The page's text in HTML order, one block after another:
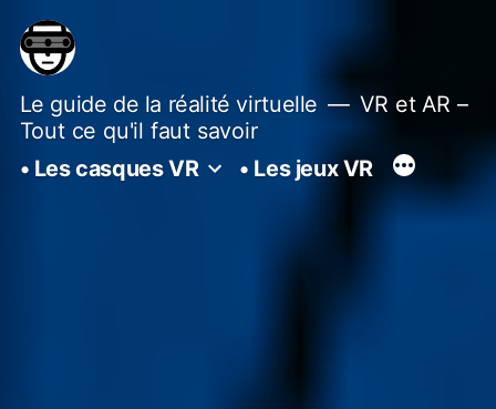
au
contenu
Le guide de la réalité virtuelle
VR et AR –
Tout ce qu'il faut savoir
• Les casques VR
• Les jeux VR